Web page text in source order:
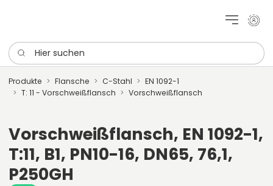
Mein
Hier suchen
Produkte Flansche C-Stahl
EN 1092-1
T: 11 - Vorschweißflansch
Vorschweißflansch
Vorschweißflansch, EN 1092-1,
T:11, B1, PN10-16, DN65, 76,1,
P250GH